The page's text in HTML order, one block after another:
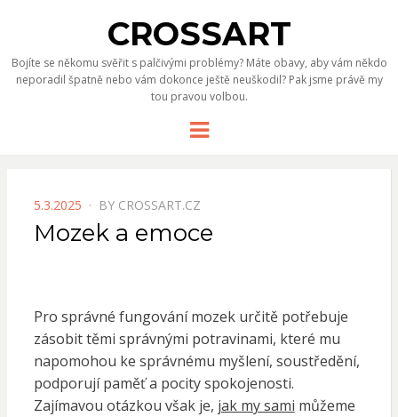
CROSSART
Bojíte se někomu svěřit s palčivými problémy? Máte obavy, aby vám někdo
neporadil špatně nebo vám dokonce ještě neuškodil? Pak jsme právě my
tou pravou volbou.
Menu
POSTED
ON
5.3.2025 BY CROSSART.CZ
Mozek a emoce
Pro správné fungovánímozekurčitě potřebuje
zásobit těmi správnými potravinami, které mu
napomohou ke správnému myšlení, soustředění,
podporují paměť a pocity spokojenosti.
Zajímavou otázkou však je, jak my sami můžeme